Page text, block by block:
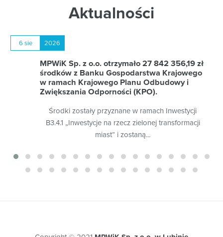
Aktualności
6 sie 2026
MPWiK Sp. z o.o. otrzymało 27 842 356,19 zł
środków z Banku Gospodarstwa Krajowego
w ramach Krajowego Planu Odbudowy i
Zwiększania Odporności (KPO).
Środki zostały przyznane w ramach Inwestycji
B3.4.1 „Inwestycje na rzecz zielonej transformacji
miast” i zostaną...